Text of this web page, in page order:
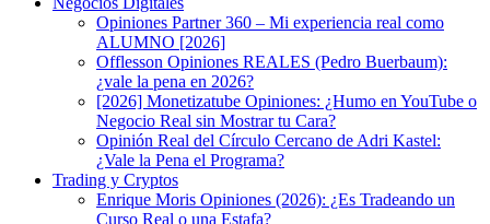
Opiniones Partner 360 – Mi experiencia real como
ALUMNO [2026]
Offlesson Opiniones REALES (Pedro Buerbaum):
¿vale la pena en 2026?
[2026] Monetizatube Opiniones: ¿Humo en YouTube o
Negocio Real sin Mostrar tu Cara?
Opinión Real del Círculo Cercano de Adri Kastel:
¿Vale la Pena el Programa?
Trading y Cryptos
Enrique Moris Opiniones (2026): ¿Es Tradeando un
Curso Real o una Estafa?